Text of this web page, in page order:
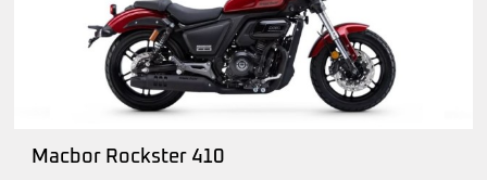
Macbor Rockster 410